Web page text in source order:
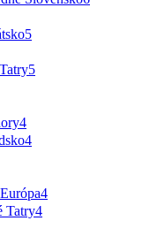
5
5
4
4
4
Tatry4